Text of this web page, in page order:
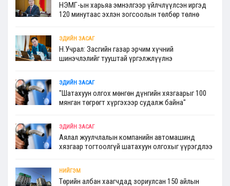
НЭМГ-ын харьяа эмнэлгээр үйлчлүүлсэн иргэд
120 минутаас эхлэн зогсоолын төлбөр төлнө
ЭДИЙН ЗАСАГ
Н.Учрал: Засгийн газар эрчим хүчний
шинэчлэлийг тууштай үргэлжлүүлнэ
ЭДИЙН ЗАСАГ
"Шатахуун олгох мөнгөн дүнгийн хязгаарыг 100
мянган төгрөгт хүргэхээр судалж байна"
ЭДИЙН ЗАСАГ
Аялал жуулчлалын компанийн автомашинд
хязгаар тогтоолгүй шатахуун олгохыг үүрэгдлээ
НИЙГЭМ
Төрийн албан хаагчдад зориулсан 150 айлын